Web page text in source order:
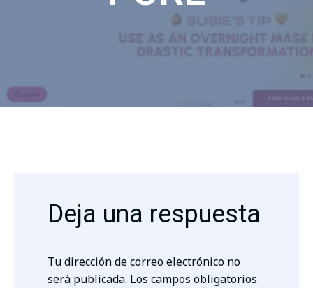
Deja una respuesta
Tu dirección de correo electrónico no
será publicada. Los campos obligatorios